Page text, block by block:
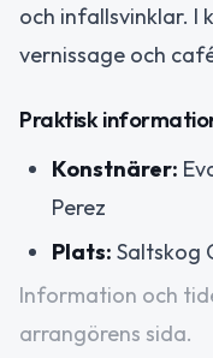
och infallsvinklar. I
vernissage och
Praktisk
Konstnärer:
Perez
Plats: Saltskog
Information och
arrangörens sida.